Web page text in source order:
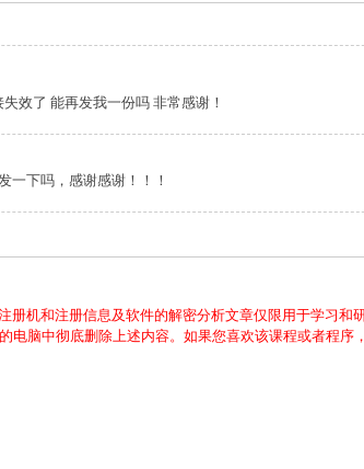
效了 能再发我一份吗 非常感谢！
一下吗，感谢感谢！！！
机和注册信息及软件的解密分析文章仅限用于学习
脑中彻底删除上述内容。如果您喜欢该课程或者程序